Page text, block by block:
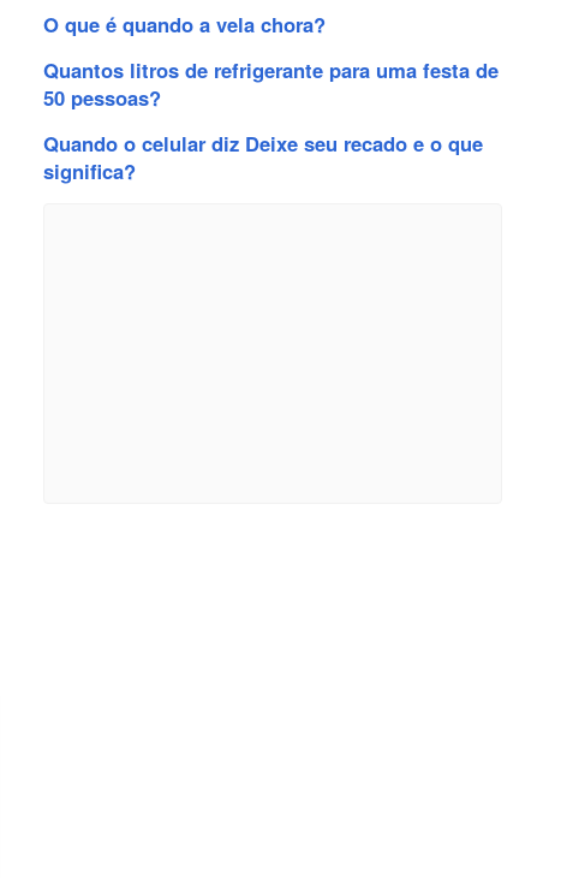
O que é quando a vela chora?
Quantos litros de refrigerante para uma festa de
50 pessoas?
Quando o celular diz Deixe seu recado e o que
significa?